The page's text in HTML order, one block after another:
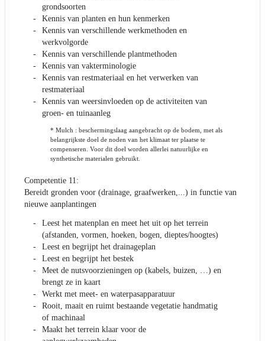
grondsoorten
Kennis van planten en hun kenmerken
Kennis van verschillende werkmethoden en
werkvolgorde
Kennis van verschillende plantmethoden
Kennis van vakterminologie
Kennis van restmateriaal en het verwerken van
restmateriaal
Kennis van weersinvloeden op de activiteiten van
groen- en tuinaanleg
* Mulch : beschermingslaag aangebracht op de bodem, met als
belangrijkste doel de noden van het klimaat ter plaatse te
compenseren. Voor dit doel worden allerlei natuurlijke en
synthetische materialen gebruikt.
Competentie 11:
Bereidt gronden voor (drainage, graafwerken,...) in functie van
nieuwe aanplantingen
Leest het matenplan en meet het uit op het terrein
(afstanden, vormen, hoeken, bogen, dieptes/hoogtes)
Leest en begrijpt het drainageplan
Leest en begrijpt het bestek
Meet de nutsvoorzieningen op (kabels, buizen, …) en
brengt ze in kaart
Werkt met meet- en waterpasapparatuur
Rooit, maait en ruimt bestaande vegetatie handmatig
of machinaal
Maakt het terrein klaar voor de